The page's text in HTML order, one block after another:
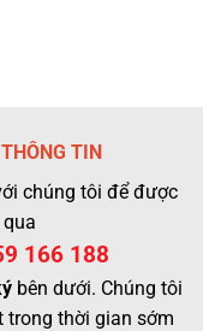
TIN
chúng tôi để được
166 188
bên dưới. Chúng tôi
trong thời gian sớm